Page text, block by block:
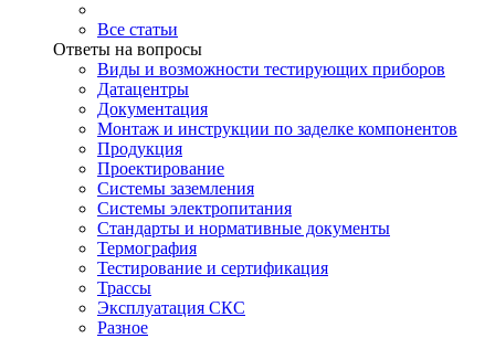
Все статьи
Ответы на вопросы
Виды и возможности тестирующих приборов
Датацентры
Документация
Монтаж и инструкции по заделке компонентов
Продукция
Проектирование
Системы заземления
Системы электропитания
Стандарты и нормативные документы
Термография
Тестирование и сертификация
Трассы
Эксплуатация СКС
Разное